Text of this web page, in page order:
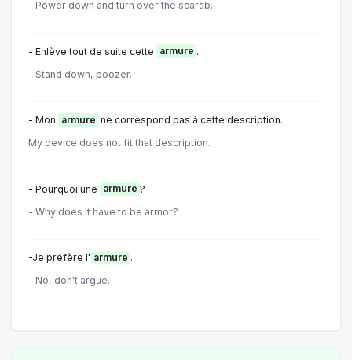
- Power down and turn over the scarab.
- Enlève tout de suite cette armure .
- Stand down, poozer.
- Mon armure ne correspond pas à cette description.
My device does not fit that description.
- Pourquoi une armure ?
- Why does it have to be armor?
-Je préfère l' armure .
- No, don't argue.